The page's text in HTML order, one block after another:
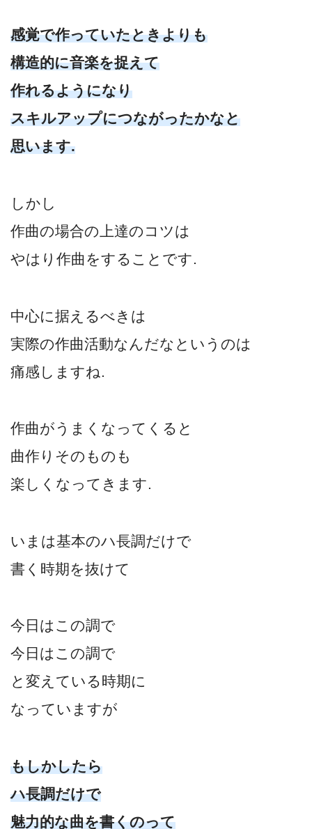
感覚で作っていたときよりも
構造的に音楽を捉えて
作れるようになり
スキルアップにつながったかなと
思います.
しかし
作曲の場合の上達のコツは
やはり作曲をすることです.
中心に据えるべきは
実際の作曲活動なんだなというのは
痛感しますね.
作曲がうまくなってくると
曲作りそのものも
楽しくなってきます.
いまは基本のハ長調だけで
書く時期を抜けて
今日はこの調で
今日はこの調で
と変えている時期に
なっていますが
もしかしたら
ハ長調だけで
魅力的な曲を書くのって